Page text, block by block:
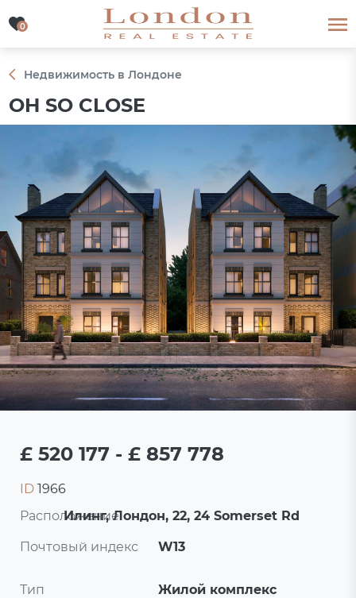
0
0
Недвижимость в Лондоне
OH SO CLOSE
£ 520 177 - £ 857 778
ID 1966
Расположение:
Илинг, Лондон, 22, 24 Somerset Rd
Почтовый индекс W13
Тип
Жилой комплекс